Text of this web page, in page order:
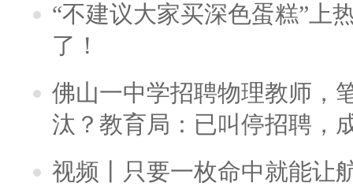
“不建议大家买深色蛋糕”上
了！
佛山一中学招聘物理教师，
汰？教育局：已叫停招聘，
视频丨只要一枚命中就能让